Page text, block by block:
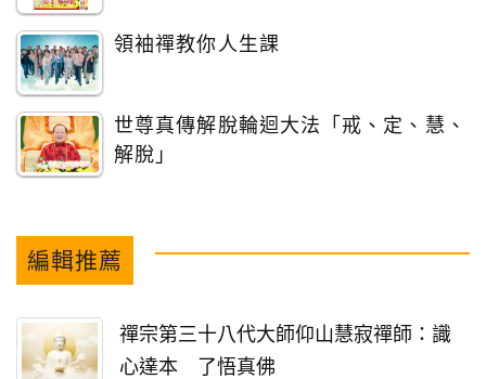
領袖禪教你人生課
世尊真傳解脫輪迴大法「戒、定、慧、
解脫」
編輯推薦
禪宗第三十八代大師仰山慧寂禪師：識
心達本 了悟真佛